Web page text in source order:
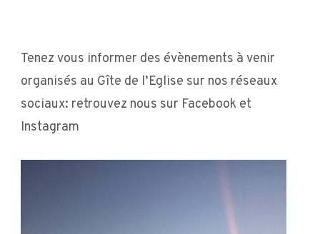
Tenez vous informer des évènements à venir
organisés au Gîte de l’Eglise sur nos réseaux
sociaux: retrouvez nous sur Facebook et
Instagram